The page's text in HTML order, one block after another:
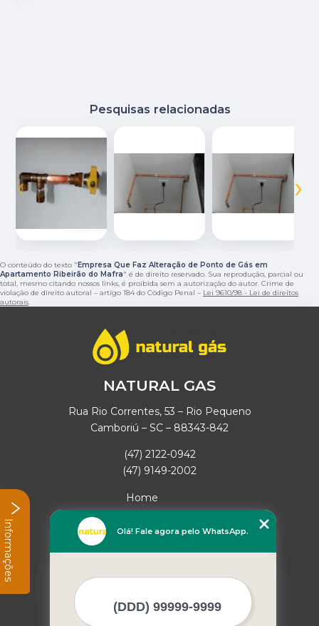
Pesquisas relacionadas
‹ ›
O conteúdo do texto " Empresa Que Faz Alteração de Ponto de Gás em
Apartamento Ribeirão do Mafra" é de direito reservado. Sua reprodução, parcial ou
total, mesmo citando nossos links, é proibida sem a autorização do autor. Crime de
violação de direito autoral – artigo 184 do Código Penal – Lei 9610/98 - Lei de direitos
autorais.
NATURAL GAS
Rua Rio Correntes, 53 – Rio Pequeno
Camboriú – SC – 88343-842
(47) 2122-0942
(47) 9149-2002
Home
Empresa
Missão
Mapa do site
Olá! Fale agora pelo WhatsApp.
Informações